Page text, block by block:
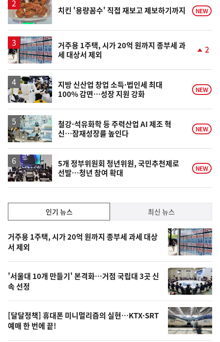
치킨 '용량꼼수' 직접 재보고 제보하기까지 NEW
거주용 1주택, 시가 20억 원까지 종부세 과
세 대상서 제외
승
2
지방 신산업 창업 소득·법인세 최대
100% 감면…성장 지원 강화
NEW
철강·석유화학 등 주력산업 AI 제조 혁
신…잠재성장률 높인다
NEW
5개 정부위원회 청년위원, 국민추천제로
선발…청년 참여 확대
NEW
기,
최
신,
오
늘
의
영
상
인기 뉴스 최신 뉴스
기
뉴
스
거주용 1주택, 시가 20억 원까지 종부세 과세 대상
서 제외
'서울대 10개 만들기' 본격화…거점 국립대 3곳 신
속 선정
[달달정책] 휴대폰 미니멀리즘의 실현…KTX·SRT
예매 한 번에 끝!